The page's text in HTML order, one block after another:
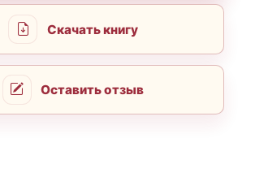
Скачать книгу
Оставить отзыв